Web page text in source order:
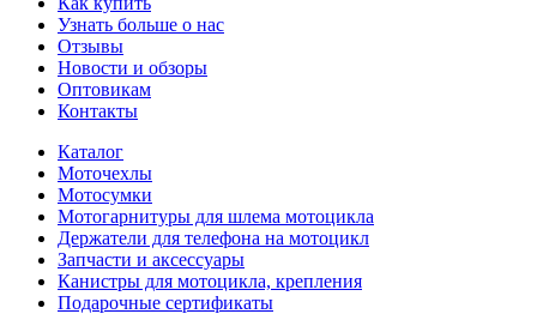
Узнать больше о нас
Отзывы
Новости и обзоры
Оптовикам
Контакты
Каталог
Моточехлы
Мотосумки
Мотогарнитуры для шлема мотоцикла
Держатели для телефона на мотоцикл
Запчасти и аксессуары
Канистры для мотоцикла, крепления
Подарочные сертификаты